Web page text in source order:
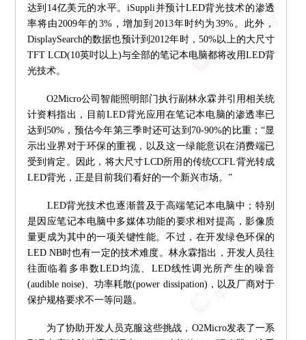
达到14亿美元的水平。iSuppli并预计LED背光技术的渗透
率将由2009年的3%，增加到2013年时约为39%。此外，
DisplaySearch的数据也预计到2012年时，50%以上的大尺寸
TFT LCD(10英吋以上)与全部的笔记本电脑都将改用LED背
光技术。
O2Micro公司智能照明部门执行副林永霖并引用相关统
计资料指出，目前LED背光应用在笔记本电脑的渗透率已
达到50%，预估今年第三季时还可达到70-90%的比重；“显
示出业界对于环保的重视，以及这一绿能意识在消费端已
受到肯定。因此，将大尺寸LCD所用的传统CCFL背光转成
LED背光，正是目前我们看好的一个新兴市场。”
LED背光技术也逐渐普及于高端笔记本电脑中；特别
是因应笔记本电脑中多媒体功能的要求相对提高，影像质
量更成为其中的一项关键性能。不过，在开发绿色环保的
LED NB时也有一定的技术难度。林永霖指出，开发人员往
往面临着多串数LED均流、LED线性调光所产生的噪音
(audible noise)、功率耗散(power dissipation)，以及厂商对于
保护规格要求不一等问题。
为了协助开发人员克服这些挑战，O2Micro发表了一系